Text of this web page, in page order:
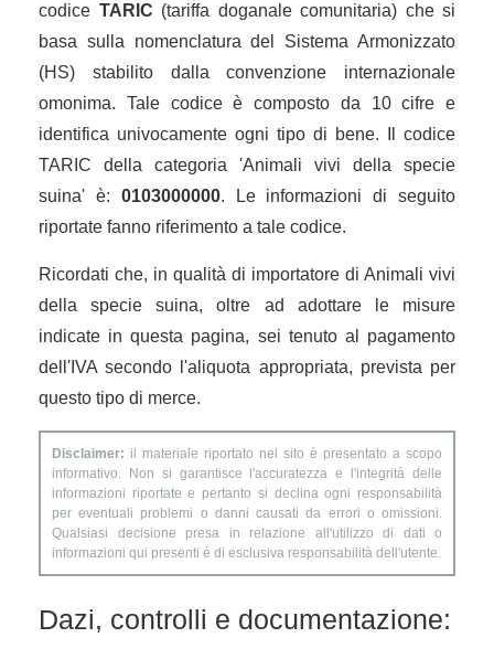
codice TARIC (tariffa doganale comunitaria) che si
basa sulla nomenclatura del Sistema Armonizzato
(HS) stabilito dalla convenzione internazionale
omonima. Tale codice è composto da 10 cifre e
identifica univocamente ogni tipo di bene. Il codice
TARIC della categoria 'Animali vivi della specie
suina' è: 0103000000. Le informazioni di seguito
riportate fanno riferimento a tale codice.
Ricordati che, in qualità di importatore di Animali vivi
della specie suina, oltre ad adottare le misure
indicate in questa pagina, sei tenuto al pagamento
dell'IVA secondo l'aliquota appropriata, prevista per
questo tipo di merce.
Disclaimer: il materiale riportato nel sito è presentato a scopo
informativo. Non si garantisce l'accuratezza e l'integrità delle
informazioni riportate e pertanto si declina ogni responsabilità
per eventuali problemi o danni causati da errori o omissioni.
Qualsiasi decisione presa in relazione all'utilizzo di dati o
informazioni qui presenti è di esclusiva responsabilità dell'utente.
Dazi, controlli e documentazione: